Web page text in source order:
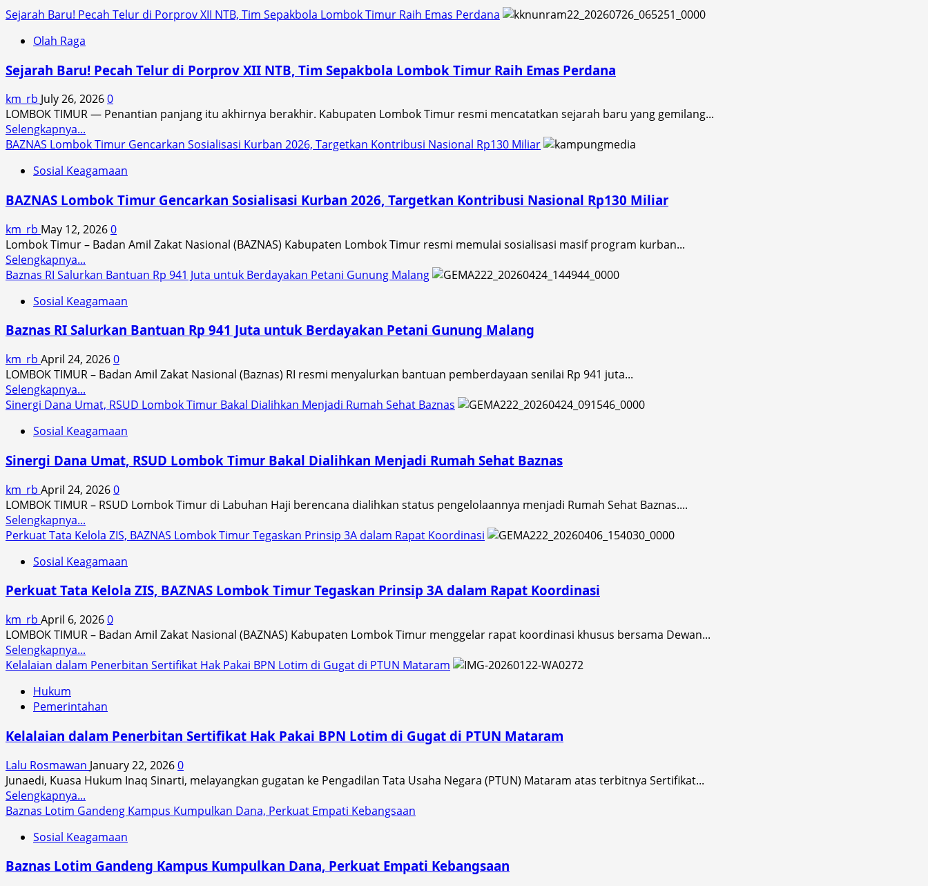
Sejarah Baru! Pecah Telur di Porprov XII NTB, Tim Sepakbola Lombok Timur Raih Emas Perdana
Olah Raga
Sejarah Baru! Pecah Telur di Porprov XII NTB, Tim Sepakbola Lombok Timur Raih Emas Perdana
km_rb July 26, 20260
LOMBOK TIMUR — Penantian panjang itu akhirnya berakhir. Kabupaten Lombok Timur resmi mencatatkan sejarah baru yang gemilang...
Selengkapnya...
more
Sejarah
Pecah
di
Porprov
XII
NTB,
Tim
Sepakbola
Lombok
Timur
Raih
Emas
BAZNAS Lombok Timur Gencarkan Sosialisasi Kurban 2026, Targetkan Kontribusi Nasional Rp130 Miliar
Sosial Keagamaan
BAZNAS Lombok Timur Gencarkan Sosialisasi Kurban 2026, Targetkan Kontribusi Nasional Rp130 Miliar
km_rb May 12, 20260
Lombok Timur – Badan Amil Zakat Nasional (BAZNAS) Kabupaten Lombok Timur resmi memulai sosialisasi masif program kurban...
Selengkapnya...
more
BAZNAS
Timur
Sosialisasi
Kurban
2026,
Targetkan
Kontribusi
Nasional
Rp130
Miliar
Baznas RI Salurkan Bantuan Rp 941 Juta untuk Berdayakan Petani Gunung Malang
Sosial Keagamaan
Baznas RI Salurkan Bantuan Rp 941 Juta untuk Berdayakan Petani Gunung Malang
km_rb April 24, 20260
LOMBOK TIMUR – Badan Amil Zakat Nasional (Baznas) RI resmi menyalurkan bantuan pemberdayaan senilai Rp 941 juta...
Selengkapnya...
more
Baznas
Salurkan
Rp
941
Juta
untuk
Berdayakan
Petani
Gunung
Malang
Sinergi Dana Umat, RSUD Lombok Timur Bakal Dialihkan Menjadi Rumah Sehat Baznas
Sosial Keagamaan
Sinergi Dana Umat, RSUD Lombok Timur Bakal Dialihkan Menjadi Rumah Sehat Baznas
km_rb April 24, 20260
LOMBOK TIMUR – RSUD Lombok Timur di Labuhan Haji berencana dialihkan status pengelolaannya menjadi Rumah Sehat Baznas....
Selengkapnya...
more
Sinergi
Umat,
Lombok
Timur
Bakal
Dialihkan
Rumah
Sehat
Baznas
Perkuat Tata Kelola ZIS, BAZNAS Lombok Timur Tegaskan Prinsip 3A dalam Rapat Koordinasi
Sosial Keagamaan
Perkuat Tata Kelola ZIS, BAZNAS Lombok Timur Tegaskan Prinsip 3A dalam Rapat Koordinasi
km_rb April 6, 20260
LOMBOK TIMUR – Badan Amil Zakat Nasional (BAZNAS) Kabupaten Lombok Timur menggelar rapat koordinasi khusus bersama Dewan...
Selengkapnya...
more
Tata
ZIS,
Lombok
Timur
Tegaskan
Prinsip
3A
dalam
Rapat
Koordinasi
Kelalaian dalam Penerbitan Sertifikat Hak Pakai BPN Lotim di Gugat di PTUN Mataram
Hukum
Pemerintahan
Kelalaian dalam Penerbitan Sertifikat Hak Pakai BPN Lotim di Gugat di PTUN Mataram
Lalu Rosmawan January 22, 20260
Junaedi, Kuasa Hukum Inaq Sinarti, melayangkan gugatan ke Pengadilan Tata Usaha Negara (PTUN) Mataram atas terbitnya Sertifikat...
Selengkapnya...
more
Kelalaian
Penerbitan
Baznas Lotim Gandeng Kampus Kumpulkan Dana, Perkuat Empati Kebangsaan
Sosial Keagamaan
Baznas Lotim Gandeng Kampus Kumpulkan Dana, Perkuat Empati Kebangsaan